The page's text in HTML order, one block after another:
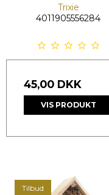
Trixie
4011905556284
45,00 DKK
VIS PRODUKT
Tilbud